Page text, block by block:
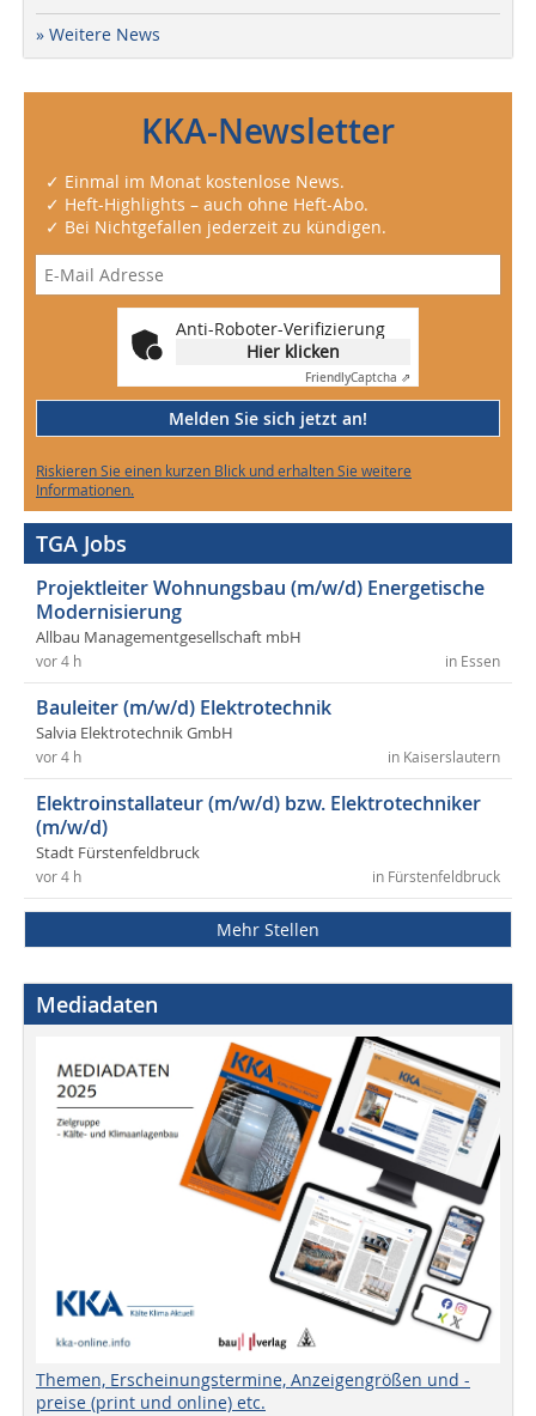
» Weitere News
KKA-Newsletter
✓ Einmal im Monat kostenlose News.
✓ Heft-Highlights – auch ohne Heft-Abo.
✓ Bei Nichtgefallen jederzeit zu kündigen.
Anti-Roboter-Verifizierung
Hier klicken
FriendlyCaptcha ⇗
Melden Sie sich jetzt an!
Riskieren Sie einen kurzen Blick und erhalten Sie weitere
Informationen.
TGA Jobs
Projektleiter Wohnungsbau (m/w/d) Energetische
Modernisierung
Allbau Managementgesellschaft mbH
in Essen
vor 4 h
Bauleiter (m/w/d) Elektrotechnik
Salvia Elektrotechnik GmbH
in Kaiserslautern
vor 4 h
Elektroinstallateur (m/w/d) bzw. Elektrotechniker
(m/w/d)
Stadt Fürstenfeldbruck
in Fürstenfeldbruck
vor 4 h
Mehr Stellen
Mediadaten
Themen, Erscheinungstermine, Anzeigengrößen und -
preise (print und online) etc.